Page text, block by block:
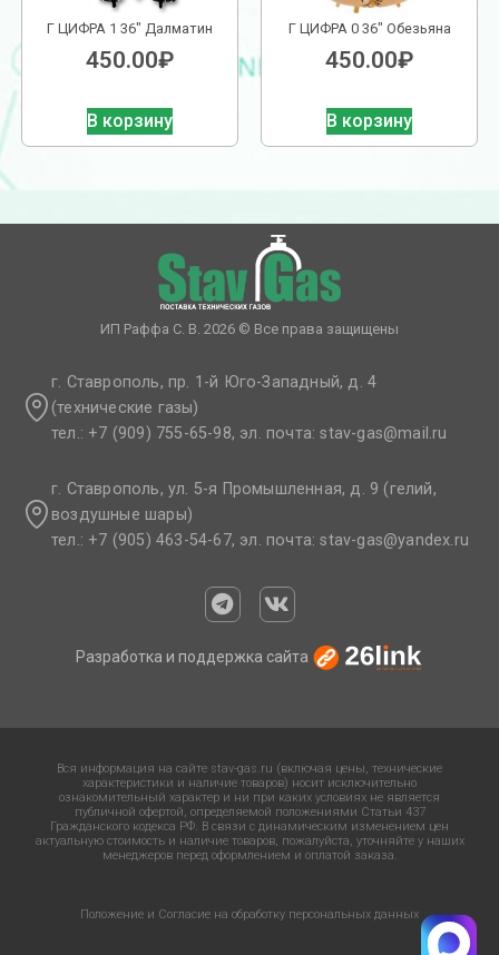
Г ЦИФРА 1 36″ Далматин
450.00₽
В корзину
Г ЦИФРА 0 36″ Обезьяна
450.00₽
В корзину
ИП Раффа С. В. 2026 © Все права защищены
г. Ставрополь, пр. 1-й Юго-Западный, д. 4
(технические газы)
тел.: +7 (909) 755-65-98, эл. почта: stav-gas@mail.ru​
г. Ставрополь, ул. 5-я Промышленная, д. 9 (гелий,
воздушные шары)
тел.: +7 (905) 463-54-67, эл. почта: stav-gas@yandex.ru​
Разработка и поддержка сайта
Вся информация на сайте stav-gas.ru (включая цены, технические
характеристики и наличие товаров) носит исключительно
ознакомительный характер и ни при каких условиях не является
публичной офертой, определяемой положениями Статьи 437
Гражданского кодекса РФ. В связи с динамическим изменением цен
актуальную стоимость и наличие товаров, пожалуйста, уточняйте у наших
менеджеров перед оформлением и оплатой заказа.
Положение и Согласие на обработку персональных данных